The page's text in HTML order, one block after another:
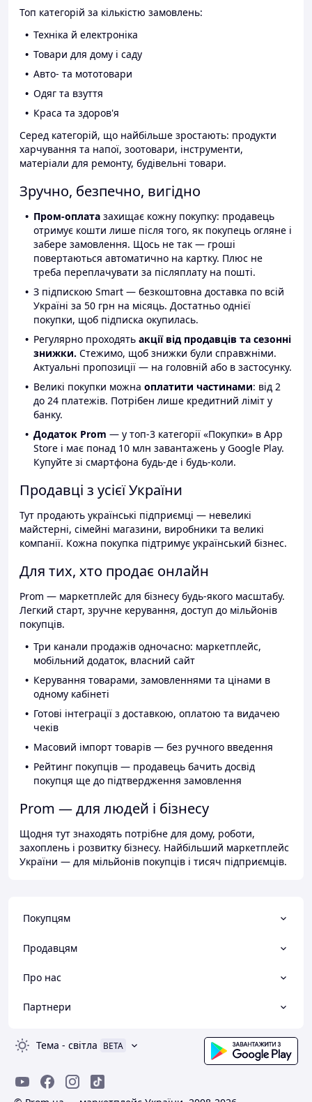
Топ категорій за кількістю замовлень:
Техніка й електроніка
Товари для дому і саду
Авто- та мототовари
Одяг та взуття
Краса та здоров'я
Серед категорій, що найбільше зростають: продукти
харчування та напої, зоотовари, інструменти,
матеріали для ремонту, будівельні товари.
Зручно, безпечно, вигідно
Пром-оплата захищає кожну покупку: продавець
отримує кошти лише після того, як покупець огляне і
забере замовлення. Щось не так — гроші
повертаються автоматично на картку. Плюс не
треба переплачувати за післяплату на пошті.
З підпискою Smart — безкоштовна доставка по всій
Україні за 50 грн на місяць. Достатньо однієї
покупки, щоб підписка окупилась.
Регулярно проходять акції від продавців та сезонні
знижки. Стежимо, щоб знижки були справжніми.
Актуальні пропозиції — на головній або в застосунку.
Великі покупки можна оплатити частинами: від 2
до 24 платежів. Потрібен лише кредитний ліміт у
банку.
Додаток Prom — у топ-3 категорії «Покупки» в App
Store і має понад 10 млн завантажень у Google Play.
Купуйте зі смартфона будь-де і будь-коли.
Продавці з усієї України
Тут продають українські підприємці — невеликі
майстерні, сімейні магазини, виробники та великі
компанії. Кожна покупка підтримує український бізнес.
Для тих, хто продає онлайн
Prom — маркетплейс для бізнесу будь-якого масштабу.
Легкий старт, зручне керування, доступ до мільйонів
покупців.
Три канали продажів одночасно: маркетплейс,
мобільний додаток, власний сайт
Керування товарами, замовленнями та цінами в
одному кабінеті
Готові інтеграції з доставкою, оплатою та видачею
чеків
Масовий імпорт товарів — без ручного введення
Рейтинг покупців — продавець бачить досвід
покупця ще до підтвердження замовлення
Prom — для людей і бізнесу
Щодня тут знаходять потрібне для дому, роботи,
захоплень і розвитку бізнесу. Найбільший маркетплейс
України — для мільйонів покупців і тисяч підприємців.
Покупцям
Продавцям
Про нас
Партнери
Тема - світла BETA